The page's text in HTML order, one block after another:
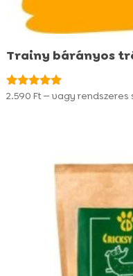
Trainy bárányos
Értékelés:
2.590 Ft — vagy rendszeres